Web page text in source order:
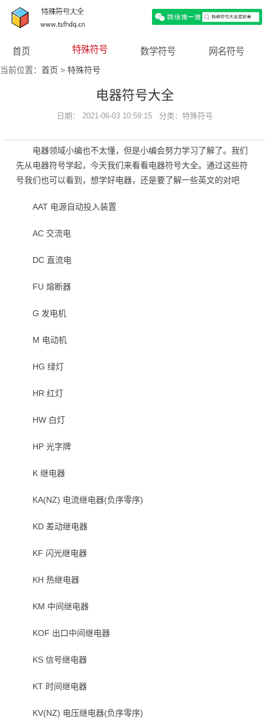
首页 特殊符号 数学符号 网名符号
当前位置： 首页 > 特殊符号
电器符号大全
日期： 2021-06-03 10:59:15 分类：特殊符号
电器领域小编也不太懂，但是小编会努力学习了解了。我们
先从电器符号学起，今天我们来看看电器符号大全。通过这些符
号我们也可以看到，想学好电器，还是要了解一些英文的对吧
AAT 电源自动投入装置
AC 交流电
DC 直流电
FU 熔断器
G 发电机
M 电动机
HG 绿灯
HR 红灯
HW 白灯
HP 光字牌
K 继电器
KA(NZ) 电流继电器(负序零序)
KD 差动继电器
KF 闪光继电器
KH 热继电器
KM 中间继电器
KOF 出口中间继电器
KS 信号继电器
KT 时间继电器
KV(NZ) 电压继电器(负序零序)